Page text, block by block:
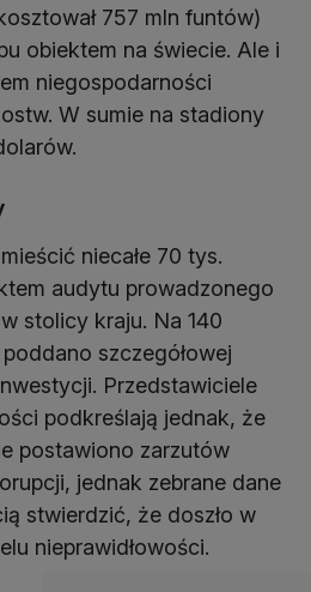
757 mln funtów)
obiektem na świecie. Ale i
niegospodarności
W sumie na stadiony
niecałe 70 tys.
audytu prowadzonego
stolicy kraju. Na 140
szczegółowej
Przedstawiciele
podkreślają jednak, że
postawiono zarzutów
jednak zebrane dane
stwierdzić, że doszło w
nieprawidłowości.